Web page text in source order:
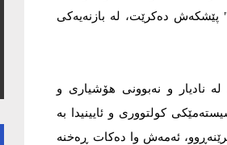
پێشکەش دەکرێت، لە بازنەیەکی
لە نادیار و نەبوونی هۆشیاری و
کولتووری و ئایینیدا بە
ئەمەش وا دەکات ڕەخنە